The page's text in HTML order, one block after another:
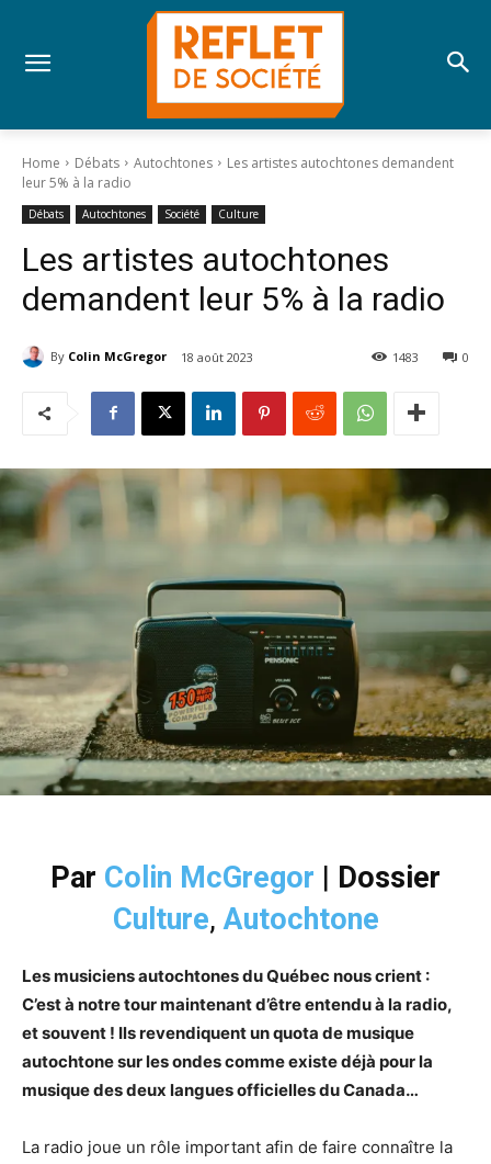
Home Débats Autochtones
Les artistes autochtones demandent
leur 5% à la radio
Débats Autochtones Société Culture
Les artistes autochtones
demandent leur 5% à la radio
By Colin McGregor 18 août 2023 0
1483
Par Colin McGregor
Dossier
Culture,Autochtone
Les musiciens autochtones du Québec nous crient :
C’est à notre tour maintenant d’être entendu à la radio,
et souvent ! Ils revendiquent un quota de musique
autochtone sur les ondes comme existe déjà pour la
musique des deux langues officielles du Canada…
La radio joue un rôle important afin de faire connaître la